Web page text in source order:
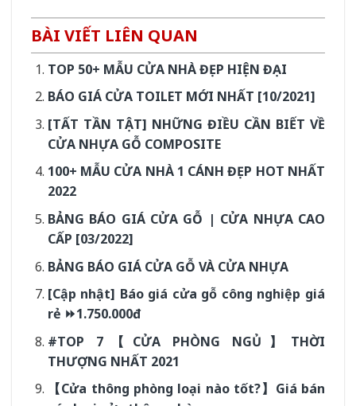
BÀI VIẾT LIÊN QUAN
TOP 50+ MẪU CỬA NHÀ ĐẸP HIỆN ĐẠI
BÁO GIÁ CỬA TOILET MỚI NHẤT [10/2021]
[TẤT TẦN TẬT] NHỮNG ĐIỀU CẦN BIẾT VỀ
CỬA NHỰA GỖ COMPOSITE
100+ MẪU CỬA NHÀ 1 CÁNH ĐẸP HOT NHẤT
2022
BẢNG BÁO GIÁ CỬA GỖ | CỬA NHỰA CAO
CẤP [03/2022]
BẢNG BÁO GIÁ CỬA GỖ VÀ CỬA NHỰA
[Cập nhật] Báo giá cửa gỗ công nghiệp giá
rẻ ⏩1.750.000đ
#TOP 7【CỬA PHÒNG NGỦ】THỜI
THƯỢNG NHẤT 2021
【Cửa thông phòng loại nào tốt?】Giá bán